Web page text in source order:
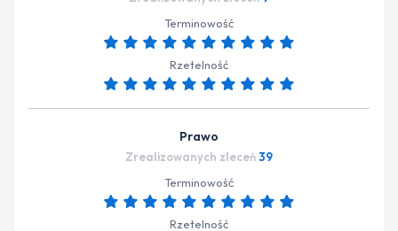
Terminowość
Rzetelność
Prawo
Zrealizowanych zleceń39
Terminowość
Rzetelność